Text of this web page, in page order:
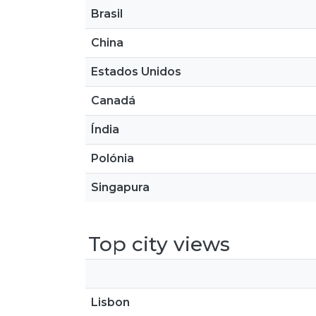
Brasil
China
Estados Unidos
Canadá
Índia
Polónia
Singapura
Top city views
Lisbon